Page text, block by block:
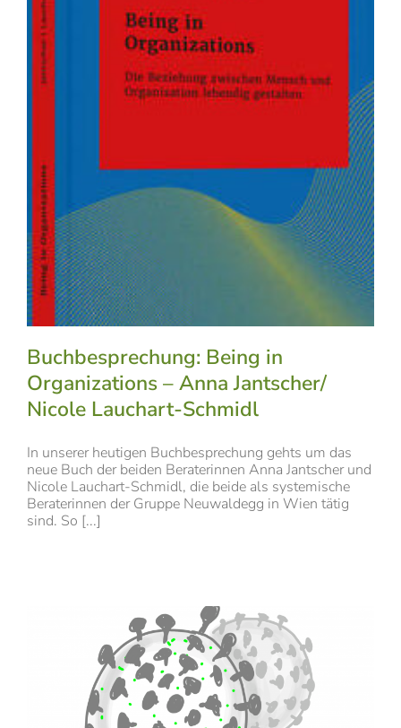
Buchbesprechung: Being in
Organizations – Anna Jantscher/
Nicole Lauchart-Schmidl
In unserer heutigen Buchbesprechung gehts um das
neue Buch der beiden Beraterinnen Anna Jantscher und
Nicole Lauchart-Schmidl, die beide als systemische
Beraterinnen der Gruppe Neuwaldegg in Wien tätig
sind. So [...]